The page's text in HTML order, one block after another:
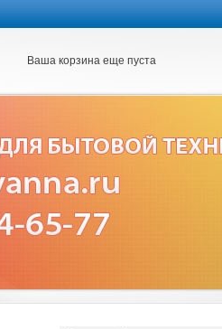
Ваша корзина еще пуста